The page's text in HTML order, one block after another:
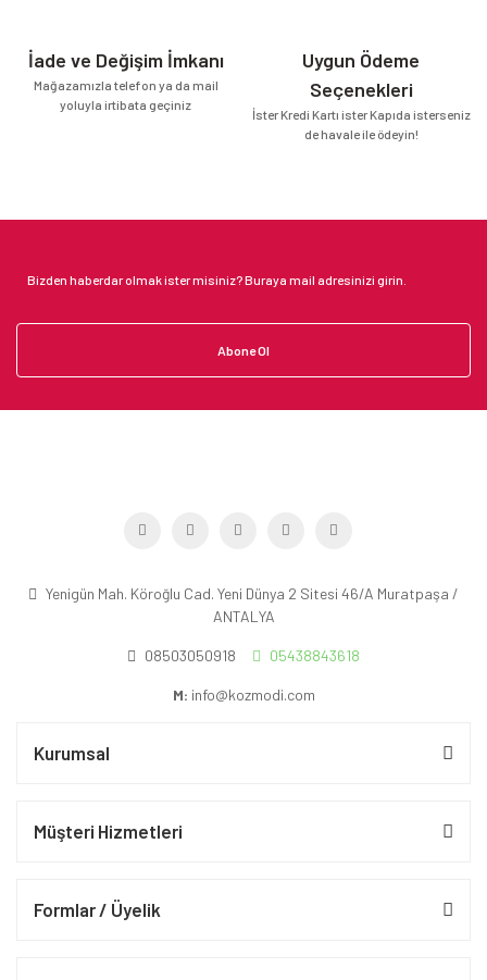
İade ve Değişim İmkanı
Mağazamızla telefon ya da mail
yoluyla irtibata geçiniz
Uygun Ödeme
Seçenekleri
İster Kredi Kartı ister Kapıda isterseniz
de havale ile ödeyin!
Abone Ol
Yenigün Mah. Köroğlu Cad. Yeni Dünya 2 Sitesi 46/A Muratpaşa /
ANTALYA
08503050918 05438843618
M: info@kozmodi.com
Kurumsal
Müşteri Hizmetleri
Formlar / Üyelik